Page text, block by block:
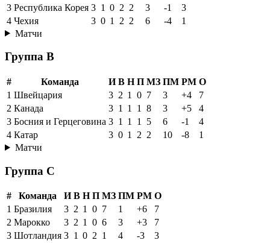
3 Республика Корея 3 1 0 2 2 3 -1
3
4 Чехия 3 0 1 2 2 6 -4
1
Матчи
Группа B
# Команда И В Н П МЗ ПМ РМ О
1 Швейцария 3 2 1 0 7 3 +4
7
2 Канада 3 1 1 1 8 3 +5
4
3 Босния и Герцеговина 3 1 1 1 5 6 -1
4
4 Катар 3 0 1 2 2 10 -8
1
Матчи
Группа C
# Команда И В Н П МЗ ПМ РМ О
1 Бразилия 3 2 1 0 7 1 +6
7
2 Марокко 3 2 1 0 6 3 +3
7
3 Шотландия 3 1 0 2 1 4 -3
3